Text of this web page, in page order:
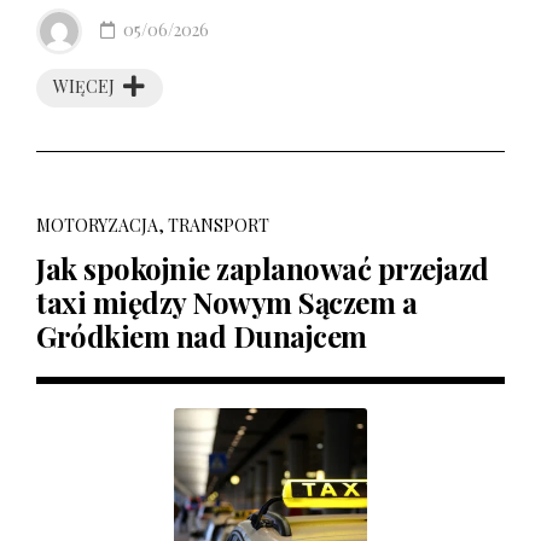
WIĘCEJ
05/06/2026
MOTORYZACJA, TRANSPORT
Jak spokojnie zaplanować przejazd
taxi między Nowym Sączem a
Gródkiem nad Dunajcem